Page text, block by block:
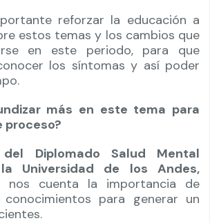
reforzar la educación a
estos temas y los cambios que
en este periodo, para que
los síntomas y así poder
más en este tema para
proceso?
Diplomado Salud Mental
Universidad de los Andes,
nos cuenta la importancia de
para generar un